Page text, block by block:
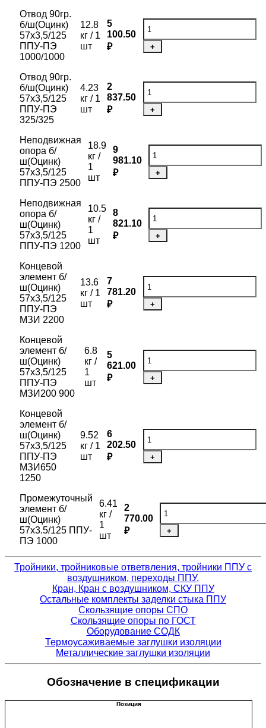
Отвод 90гр.
б/ш(Оцинк)
57х3,5/125
ППУ-ПЭ
1000/1000
12.8
кг / 1
шт
5
100.50
₽
+
Отвод 90гр.
б/ш(Оцинк)
57х3,5/125
ППУ-ПЭ
325/325
4.23
кг / 1
шт
2
837.50
₽
+
Неподвижная
опора б/
ш(Оцинк)
57х3,5/125
ППУ-ПЭ 2500
18.9
кг /
1
шт
9
981.10
₽
+
Неподвижная
опора б/
ш(Оцинк)
57х3,5/125
ППУ-ПЭ 1200
10.5
кг /
1
шт
8
821.10
₽
+
Концевой
элемент б/
ш(Оцинк)
57х3,5/125
ППУ-ПЭ
МЗИ 2200
13.6
кг / 1
шт
7
781.20
₽
+
Концевой
элемент б/
ш(Оцинк)
57х3,5/125
ППУ-ПЭ
МЗИ200 900
6.8
кг /
1
шт
5
621.00
₽
+
Концевой
элемент б/
ш(Оцинк)
57х3,5/125
ППУ-ПЭ
МЗИ650
1250
9.52
кг / 1
шт
6
202.50
₽
+
Промежуточный
элемент б/
ш(Оцинк)
57х3.5/125 ППУ-
ПЭ 1000
6.41
кг /
1
шт
2
770.00
₽
+
Тройники, тройниковые ответвления, тройники ППУ с
воздушником, переходы ППУ,
Кран, Кран с воздушником, СКУ ППУ
Остальные комплекты заделки стыка ППУ
Скользящие опоры СПО
Скользящие опоры по ГОСТ
Оборудование СОДК
Термоусаживаемые заглушки изоляции
Металлические заглушки изоляции
Обозначение в спецификации
Позиция